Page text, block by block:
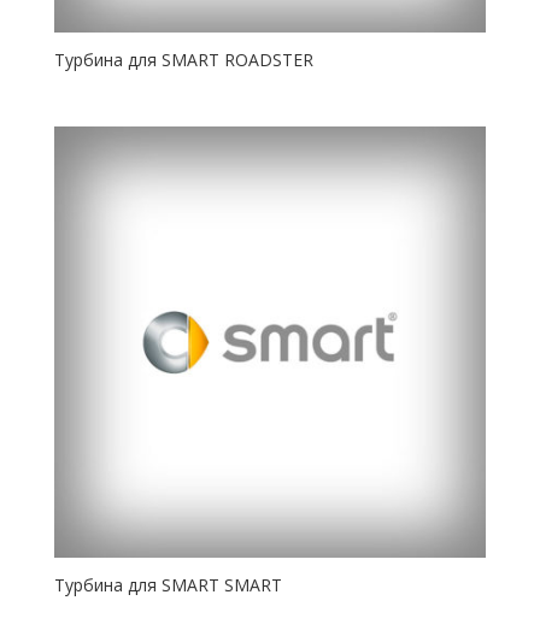
Турбина для SMART ROADSTER
Турбина для SMART SMART